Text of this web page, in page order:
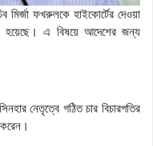
মির্জা ফখরুলকে হাইকোর্টের দেওয়া
হয়েছে। এ বিষয়ে আদেশের জন্য
নেতৃত্বে গঠিত চার বিচারপতির